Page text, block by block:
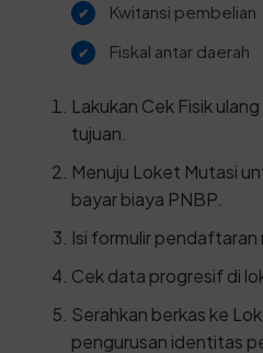
Kwitansi pembelian
Fiskal antar daerah
Lakukan Cek Fisik
tujuan.
Menuju Loket Mutasi
bayar biaya PNBP.
Isi formulir pendaftaran
Cek data progresif di
Serahkan berkas ke
pengurusan identitas